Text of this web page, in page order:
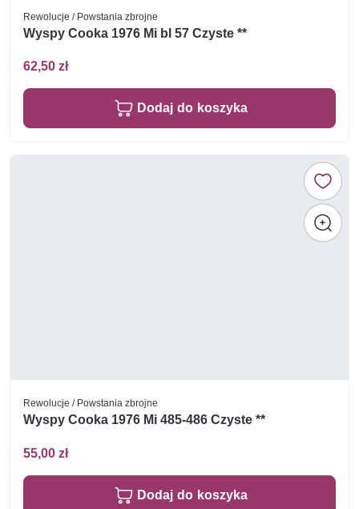
Rewolucje / Powstania zbrojne
Wyspy Cooka 1976 Mi bl 57 Czyste **
62,50 zł
Dodaj do koszyka
Rewolucje / Powstania zbrojne
Wyspy Cooka 1976 Mi 485-486 Czyste **
55,00 zł
Dodaj do koszyka